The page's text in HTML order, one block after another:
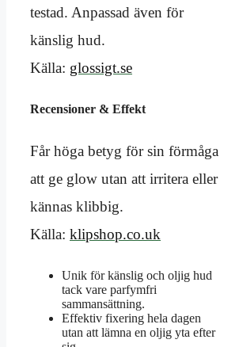
testad. Anpassad även för
känslig hud.
Källa: glossigt.se
Recensioner & Effekt
Får höga betyg för sin förmåga
att ge glow utan att irritera eller
kännas klibbig.
Källa: klipshop.co.uk
Unik för känslig och oljig hud
tack vare parfymfri
sammansättning.
Effektiv fixering hela dagen
utan att lämna en oljig yta efter